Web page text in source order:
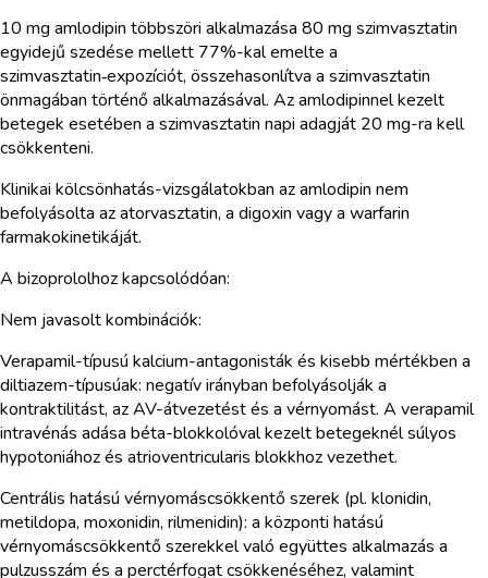
10 mg amlodipin többszöri alkalmazása 80 mg szimvasztatin
egyidejű szedése mellett 77%-kal emelte a
szimvasztatin‑expozíciót, összehasonlítva a szimvasztatin
önmagában történő alkalmazásával. Az amlodipinnel kezelt
betegek esetében a szimvasztatin napi adagját 20 mg-ra kell
csökkenteni.
Klinikai kölcsönhatás-vizsgálatokban az amlodipin nem
befolyásolta az atorvasztatin, a digoxin vagy a warfarin
farmakokinetikáját.
A bizoprololhoz kapcsolódóan:
Nem javasolt kombinációk:
Verapamil-típusú kalcium-antagonisták és kisebb mértékben a
diltiazem-típusúak: negatív irányban befolyásolják a
kontraktilitást, az AV-átvezetést és a vérnyomást. A verapamil
intravénás adása béta-blokkolóval kezelt betegeknél súlyos
hypotoniához és atrioventricularis blokkhoz vezethet.
Centrális hatású vérnyomáscsökkentő szerek (pl. klonidin,
metildopa, moxonidin, rilmenidin): a központi hatású
vérnyomáscsökkentő szerekkel való együttes alkalmazás a
pulzusszám és a perctérfogat csökkenéséhez, valamint